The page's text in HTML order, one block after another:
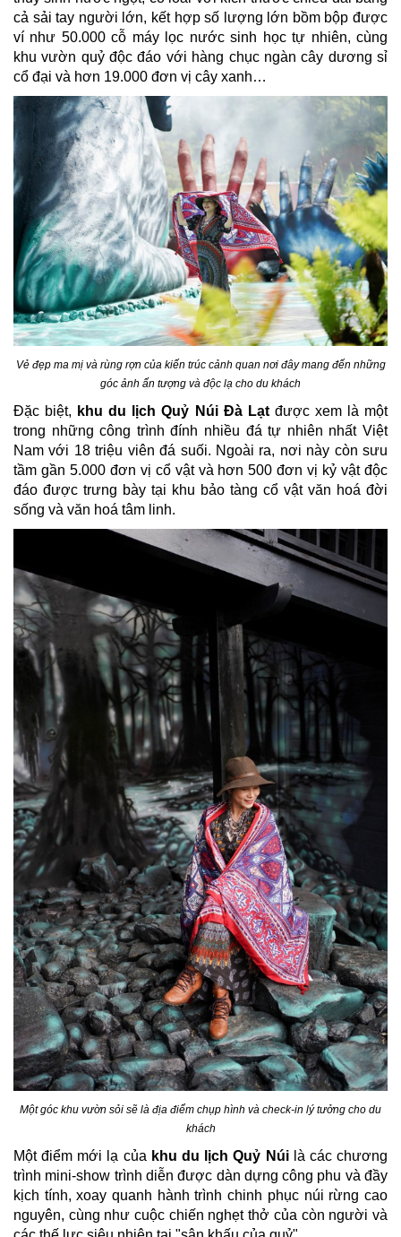
cả sải tay người lớn, kết hợp số lượng lớn bồm bộp được
ví như 50.000 cỗ máy lọc nước sinh học tự nhiên, cùng
khu vườn quỷ độc đáo với hàng chục ngàn cây dương sỉ
cổ đại và hơn 19.000 đơn vị cây xanh…
Vẻ đẹp ma mị và rùng rợn của kiến trúc cảnh quan nơi đây mang đến những
góc ảnh ấn tượng và độc lạ cho du khách
Đặc biệt, khu du lịch Quỷ Núi Đà Lạtđược xem là một
trong những công trình đính nhiều đá tự nhiên nhất Việt
Nam với 18 triệu viên đá suối. Ngoài ra, nơi này còn sưu
tầm gần 5.000 đơn vị cổ vật và hơn 500 đơn vị kỷ vật độc
đáo được trưng bày tại khu bảo tàng cổ vật văn hoá đời
sống và văn hoá tâm linh.
Một góc khu vườn sỏi sẽ là địa điểm chụp hình và check-in lý tưởng cho du
khách
Một điểm mới lạ của khu du lịch Quỷ Núilà các chương
trình mini-show trình diễn được dàn dựng công phu và đầy
kịch tính, xoay quanh hành trình chinh phục núi rừng cao
nguyên, cùng như cuộc chiến nghẹt thở của còn người và